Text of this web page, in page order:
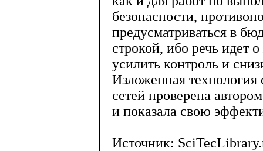
безопасности,
предусматриваться в
строкой, ибо речь идет
усилить контроль и
Изложенная
сетей проверена
и показала свою
Источник: